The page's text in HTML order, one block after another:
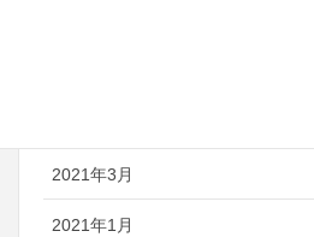
2021年3月
2021年1月